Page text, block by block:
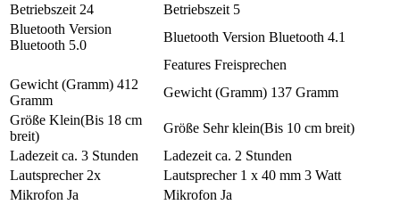
Betriebszeit 24 Betriebszeit 5
Bluetooth Version
Bluetooth 5.0
Bluetooth Version Bluetooth 4.1
Features Freisprechen
Gewicht (Gramm) 412
Gramm
Gewicht (Gramm) 137 Gramm
Größe Klein(Bis 18 cm
breit)
Größe Sehr klein(Bis 10 cm breit)
Ladezeit ca. 3 Stunden Ladezeit ca. 2 Stunden
Lautsprecher2x Lautsprecher1 x 40 mm 3 Watt
Mikrofon Ja Mikrofon Ja